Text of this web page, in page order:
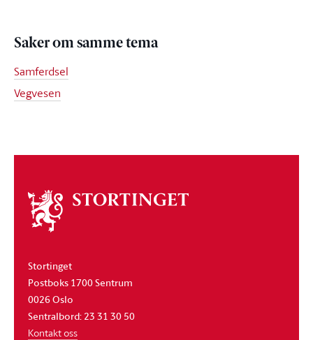
Saker om samme tema
Samferdsel
Vegvesen
Om
stortinget
Stortinget
Postboks 1700 Sentrum
0026 Oslo
Sentralbord: 23 31 30 50
Kontakt oss